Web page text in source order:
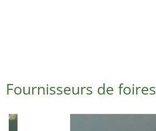
Fournisseurs de foires